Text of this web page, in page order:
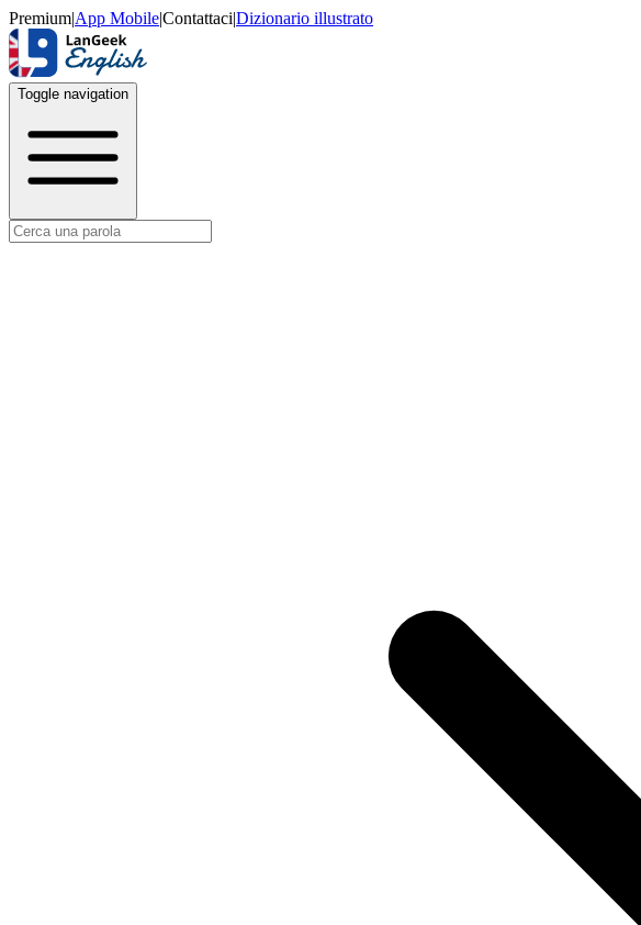
Premium|App Mobile|Contattaci|Dizionario illustrato
Toggle navigation